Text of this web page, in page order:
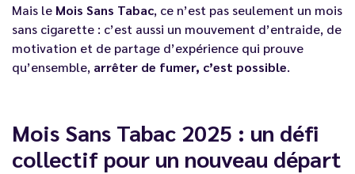
Mais le Mois Sans Tabac, ce n’est pas seulement un mois
sans cigarette : c’est aussi un mouvement d’entraide, de
motivation et de partage d’expérience qui prouve
qu’ensemble, arrêter de fumer, c’est possible.
Mois Sans Tabac 2025 : un défi
collectif pour un nouveau départ